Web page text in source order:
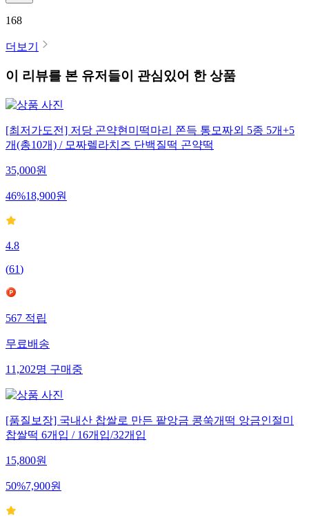
168
더보기
이 리뷰를 본 유저들이 관심있어 한 상품
[최저가도전] 저당 곤약현미떡마리 쫀득 통모짜외 5종 5개+5
개(총10개) / 모짜렐라치즈 단백질떡 곤약떡
35,000원
46%18,900원
4.8
(61)
567 적립
무료배송
11,202명 구매중
[품질보장] 국내산 찹쌀로 만든 팥앙금 콩쑥개떡 앙금인절미
찹쌀떡 6개입 / 16개입/32개입
15,800원
50%7,900원